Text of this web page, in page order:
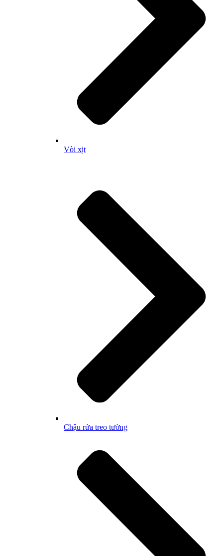
Vòi xịt
Chậu rửa treo tường